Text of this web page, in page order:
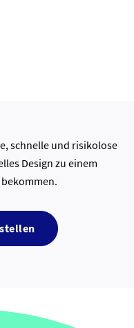
schnelle und risikolose
Design zu einem